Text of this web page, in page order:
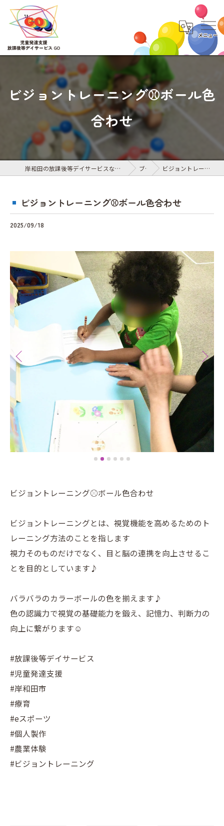
ビジョントレーニング⚾️ボール色
合わせ
岸和田の放課後等デイサービスなら児童発達支援・放課後等デイサービス GO ブログ ビジョントレーニング⚾️ボール色合わせ
ビジョントレーニング⚾️ボール色合わせ
2025/09/18
ビジョントレーニング⚾️ボール色合わせ
ビジョントレーニングとは、視覚機能を高めるためのト
レーニング方法のことを指します
視力そのものだけでなく、目と脳の連携を向上させるこ
とを目的としています♪
バラバラのカラーボールの色を揃えます♪
色の認識力で視覚の基礎能力を鍛え、記憶力、判断力の
向上に繋がります☺︎
#放課後等デイサービス
#児童発達支援
#岸和田市
#療育
#eスポーツ
#個人製作
#農業体験
#ビジョントレーニング